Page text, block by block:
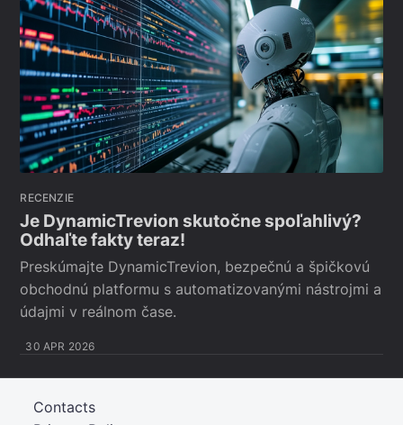
RECENZIE
Je DynamicTrevion skutočne spoľahlivý?
Odhaľte fakty teraz!
Preskúmajte DynamicTrevion, bezpečnú a špičkovú
obchodnú platformu s automatizovanými nástrojmi a
údajmi v reálnom čase.
30 APR 2026
Contacts